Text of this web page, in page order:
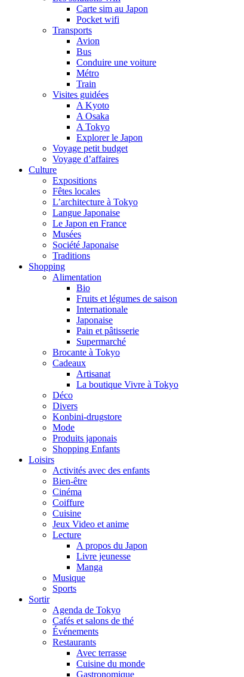
Carte sim au Japon
Pocket wifi
Transports
Avion
Bus
Conduire une voiture
Métro
Train
Visites guidées
A Kyoto
A Osaka
A Tokyo
Explorer le Japon
Voyage petit budget
Voyage d’affaires
Culture
Expositions
Fêtes locales
L’architecture à Tokyo
Langue Japonaise
Le Japon en France
Musées
Société Japonaise
Traditions
Shopping
Alimentation
Bio
Fruits et légumes de saison
Internationale
Japonaise
Pain et pâtisserie
Supermarché
Brocante à Tokyo
Cadeaux
Artisanat
La boutique Vivre à Tokyo
Déco
Divers
Konbini-drugstore
Mode
Produits japonais
Shopping Enfants
Loisirs
Activités avec des enfants
Bien-être
Cinéma
Coiffure
Cuisine
Jeux Video et anime
Lecture
A propos du Japon
Livre jeunesse
Manga
Musique
Sports
Sortir
Agenda de Tokyo
Cafés et salons de thé
Événements
Restaurants
Avec terrasse
Cuisine du monde
Gastronomique